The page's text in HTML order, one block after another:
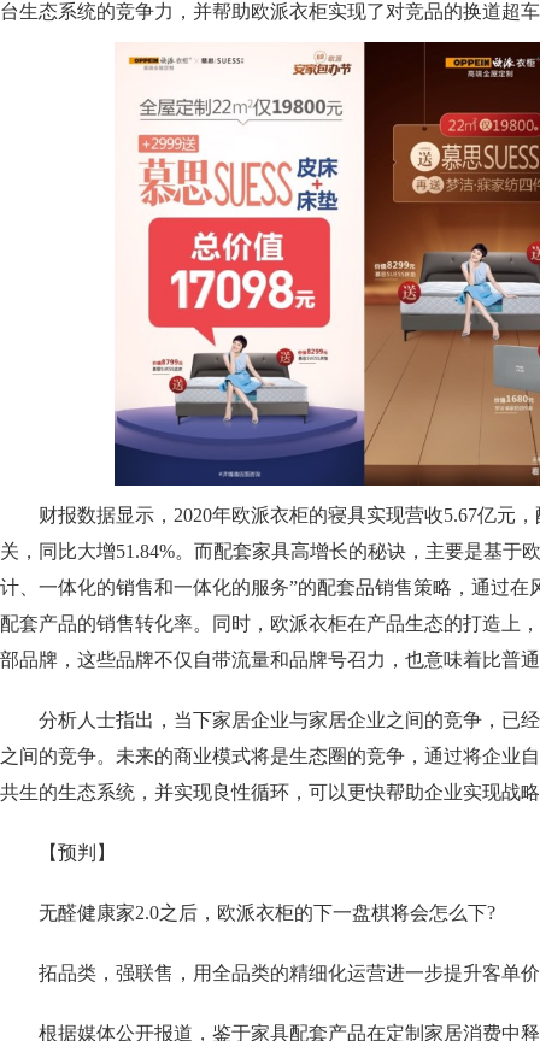
台生态系统的竞争力，并帮助欧派衣柜实现了对竞品的换道超
财报数据显示，2020年欧派衣柜的寝具实现营收5.67亿元，
关，同比大增51.84%。而配套家具高增长的秘诀，主要是基于
计、一体化的销售和一体化的服务”的配套品销售策略，通过
配套产品的销售转化率。同时，欧派衣柜在产品生态的打造上
部品牌，这些品牌不仅自带流量和品牌号召力，也意味着比普
分析人士指出，当下家居企业与家居企业之间的竞争，已
之间的竞争。未来的商业模式将是生态圈的竞争，通过将企业
共生的生态系统，并实现良性循环，可以更快帮助企业实现战
【预判】
无醛健康家2.0之后，欧派衣柜的下一盘棋将会怎么下?
拓品类，强联售，用全品类的精细化运营进一步提升客单价
根据媒体公开报道，鉴于家具配套产品在定制家居消费中释